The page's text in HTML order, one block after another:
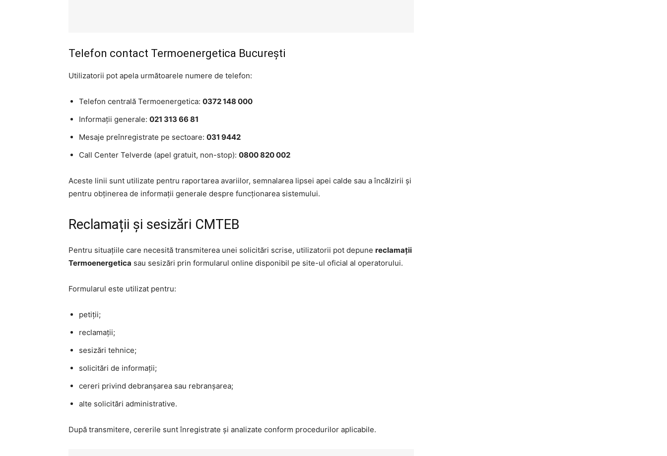
Telefon contact Termoenergetica București
Utilizatorii pot apela următoarele numere de telefon:
Telefon centrală Termoenergetica: 0372 148 000
Informații generale: 021 313 66 81
Mesaje preînregistrate pe sectoare: 031 9442
Call Center Telverde (apel gratuit, non-stop): 0800 820 002
Aceste linii sunt utilizate pentru raportarea avariilor, semnalarea lipsei apei calde sau a încălzirii și
pentru obținerea de informații generale despre funcționarea sistemului.
Reclamații și sesizări CMTEB
Pentru situațiile care necesită transmiterea unei solicitări scrise, utilizatorii pot depune reclamații
Termoenergetica sau sesizări prin formularul online disponibil pe site-ul oficial al operatorului.
Formularul este utilizat pentru:
petiții;
reclamații;
sesizări tehnice;
solicitări de informații;
cereri privind debranșarea sau rebranșarea;
alte solicitări administrative.
După transmitere, cererile sunt înregistrate și analizate conform procedurilor aplicabile.